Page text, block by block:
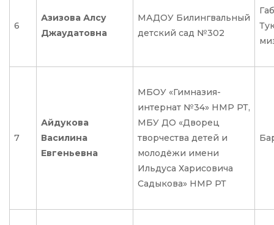
6
Азизова Алсу
Джаудатовна
МАДОУ Билингвальный
детский сад №302
7
Айдукова
Василина
Евгеньевна
МБОУ «Гимназия-
интернат №34» НМР РТ,
МБУ ДО «Дворец
творчества детей и
молодёжи имени
Ильдуса Харисовича
Садыкова» НМР РТ